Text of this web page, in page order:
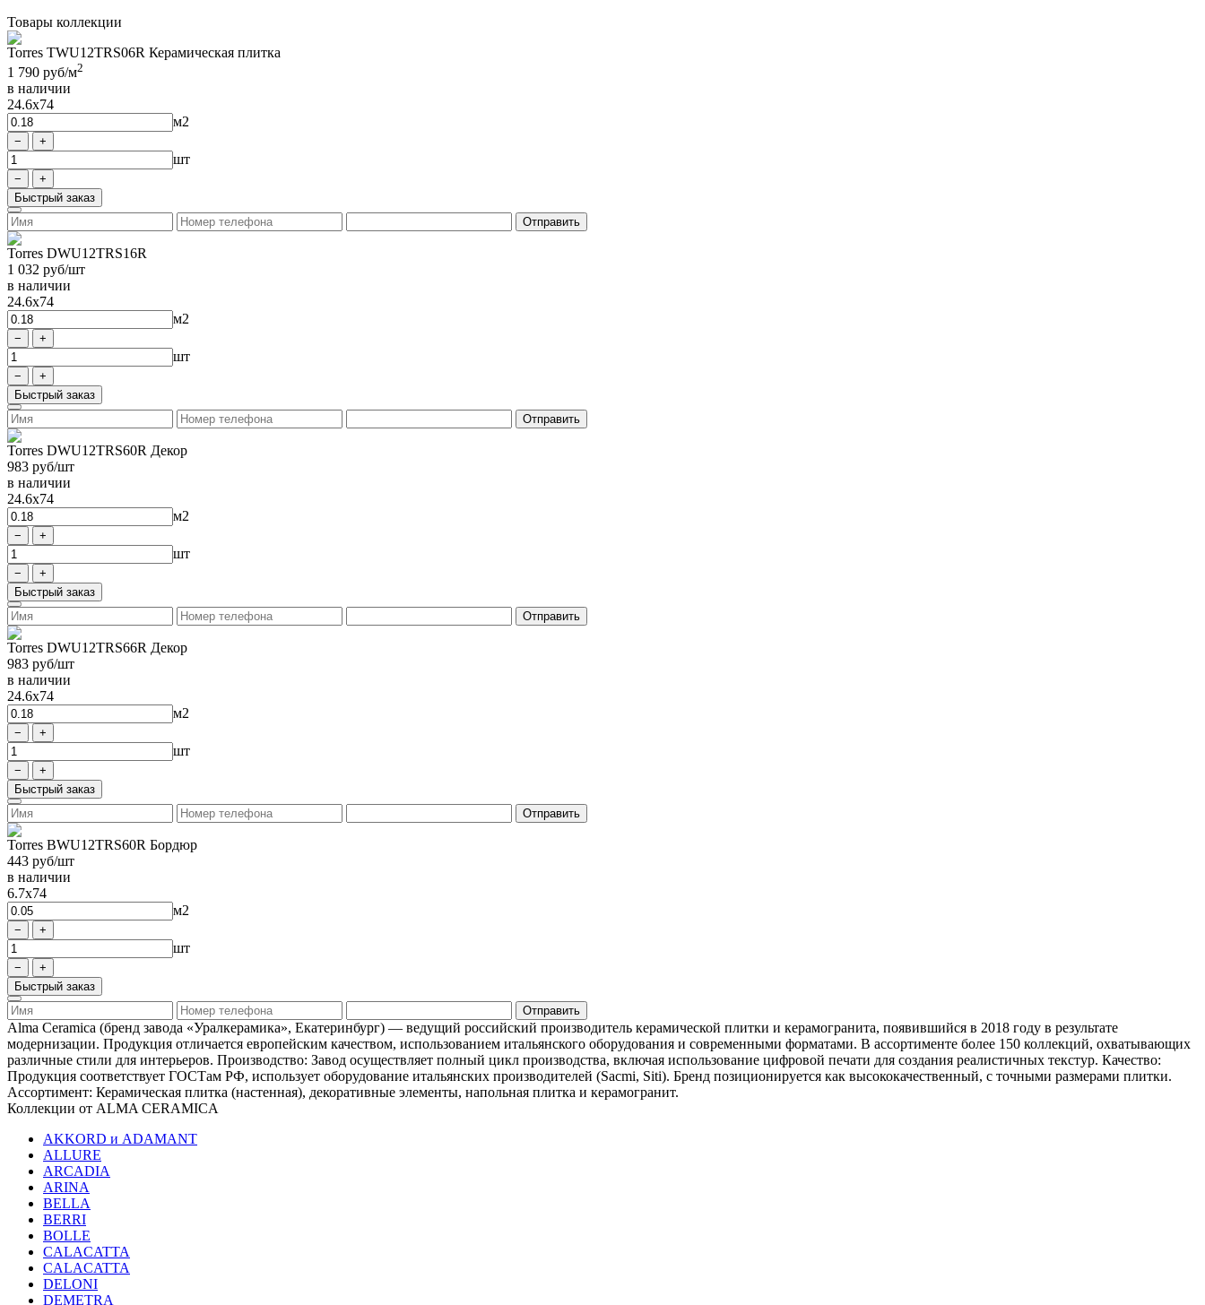
Товары коллекции
Torres TWU12TRS06R Керамическая плитка
1 790 руб/м2
в наличии
24.6x74
м2
шт
Быстрый заказ
Torres DWU12TRS16R
1 032 руб/шт
в наличии
24.6x74
м2
шт
Быстрый заказ
Torres DWU12TRS60R Декор
983 руб/шт
в наличии
24.6x74
м2
шт
Быстрый заказ
Torres DWU12TRS66R Декор
983 руб/шт
в наличии
24.6x74
м2
шт
Быстрый заказ
Torres BWU12TRS60R Бордюр
443 руб/шт
в наличии
6.7x74
м2
шт
Быстрый заказ
Alma Ceramica (бренд завода «Уралкерамика», Екатеринбург) — ведущий российский производитель керамической плитки и керамогранита, появившийся в 2018 году в результате
модернизации. Продукция отличается европейским качеством, использованием итальянского оборудования и современными форматами. В ассортименте более 150 коллекций, охватывающих
различные стили для интерьеров. Производство: Завод осуществляет полный цикл производства, включая использование цифровой печати для создания реалистичных текстур. Качество:
Продукция соответствует ГОСТам РФ, использует оборудование итальянских производителей (Sacmi, Siti). Бренд позиционируется как высококачественный, с точными размерами плитки.
Ассортимент: Керамическая плитка (настенная), декоративные элементы, напольная плитка и керамогранит.
Коллекции от ALMA CERAMICA
AKKORD и ADAMANT
ALLURE
ARCADIA
ARINA
BELLA
BERRI
BOLLE
CALACATTA
CALACATTA
DELONI
DEMETRA